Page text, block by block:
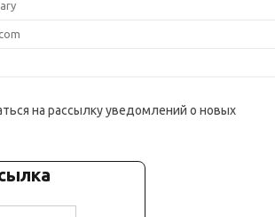
на рассылку уведомлений о новых